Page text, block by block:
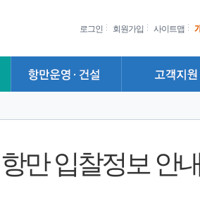
로그인 회원가입 사이트맵
항만 입찰정보 안내